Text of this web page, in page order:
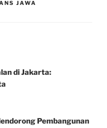
JAWA
di Jakarta:
Pembangunan